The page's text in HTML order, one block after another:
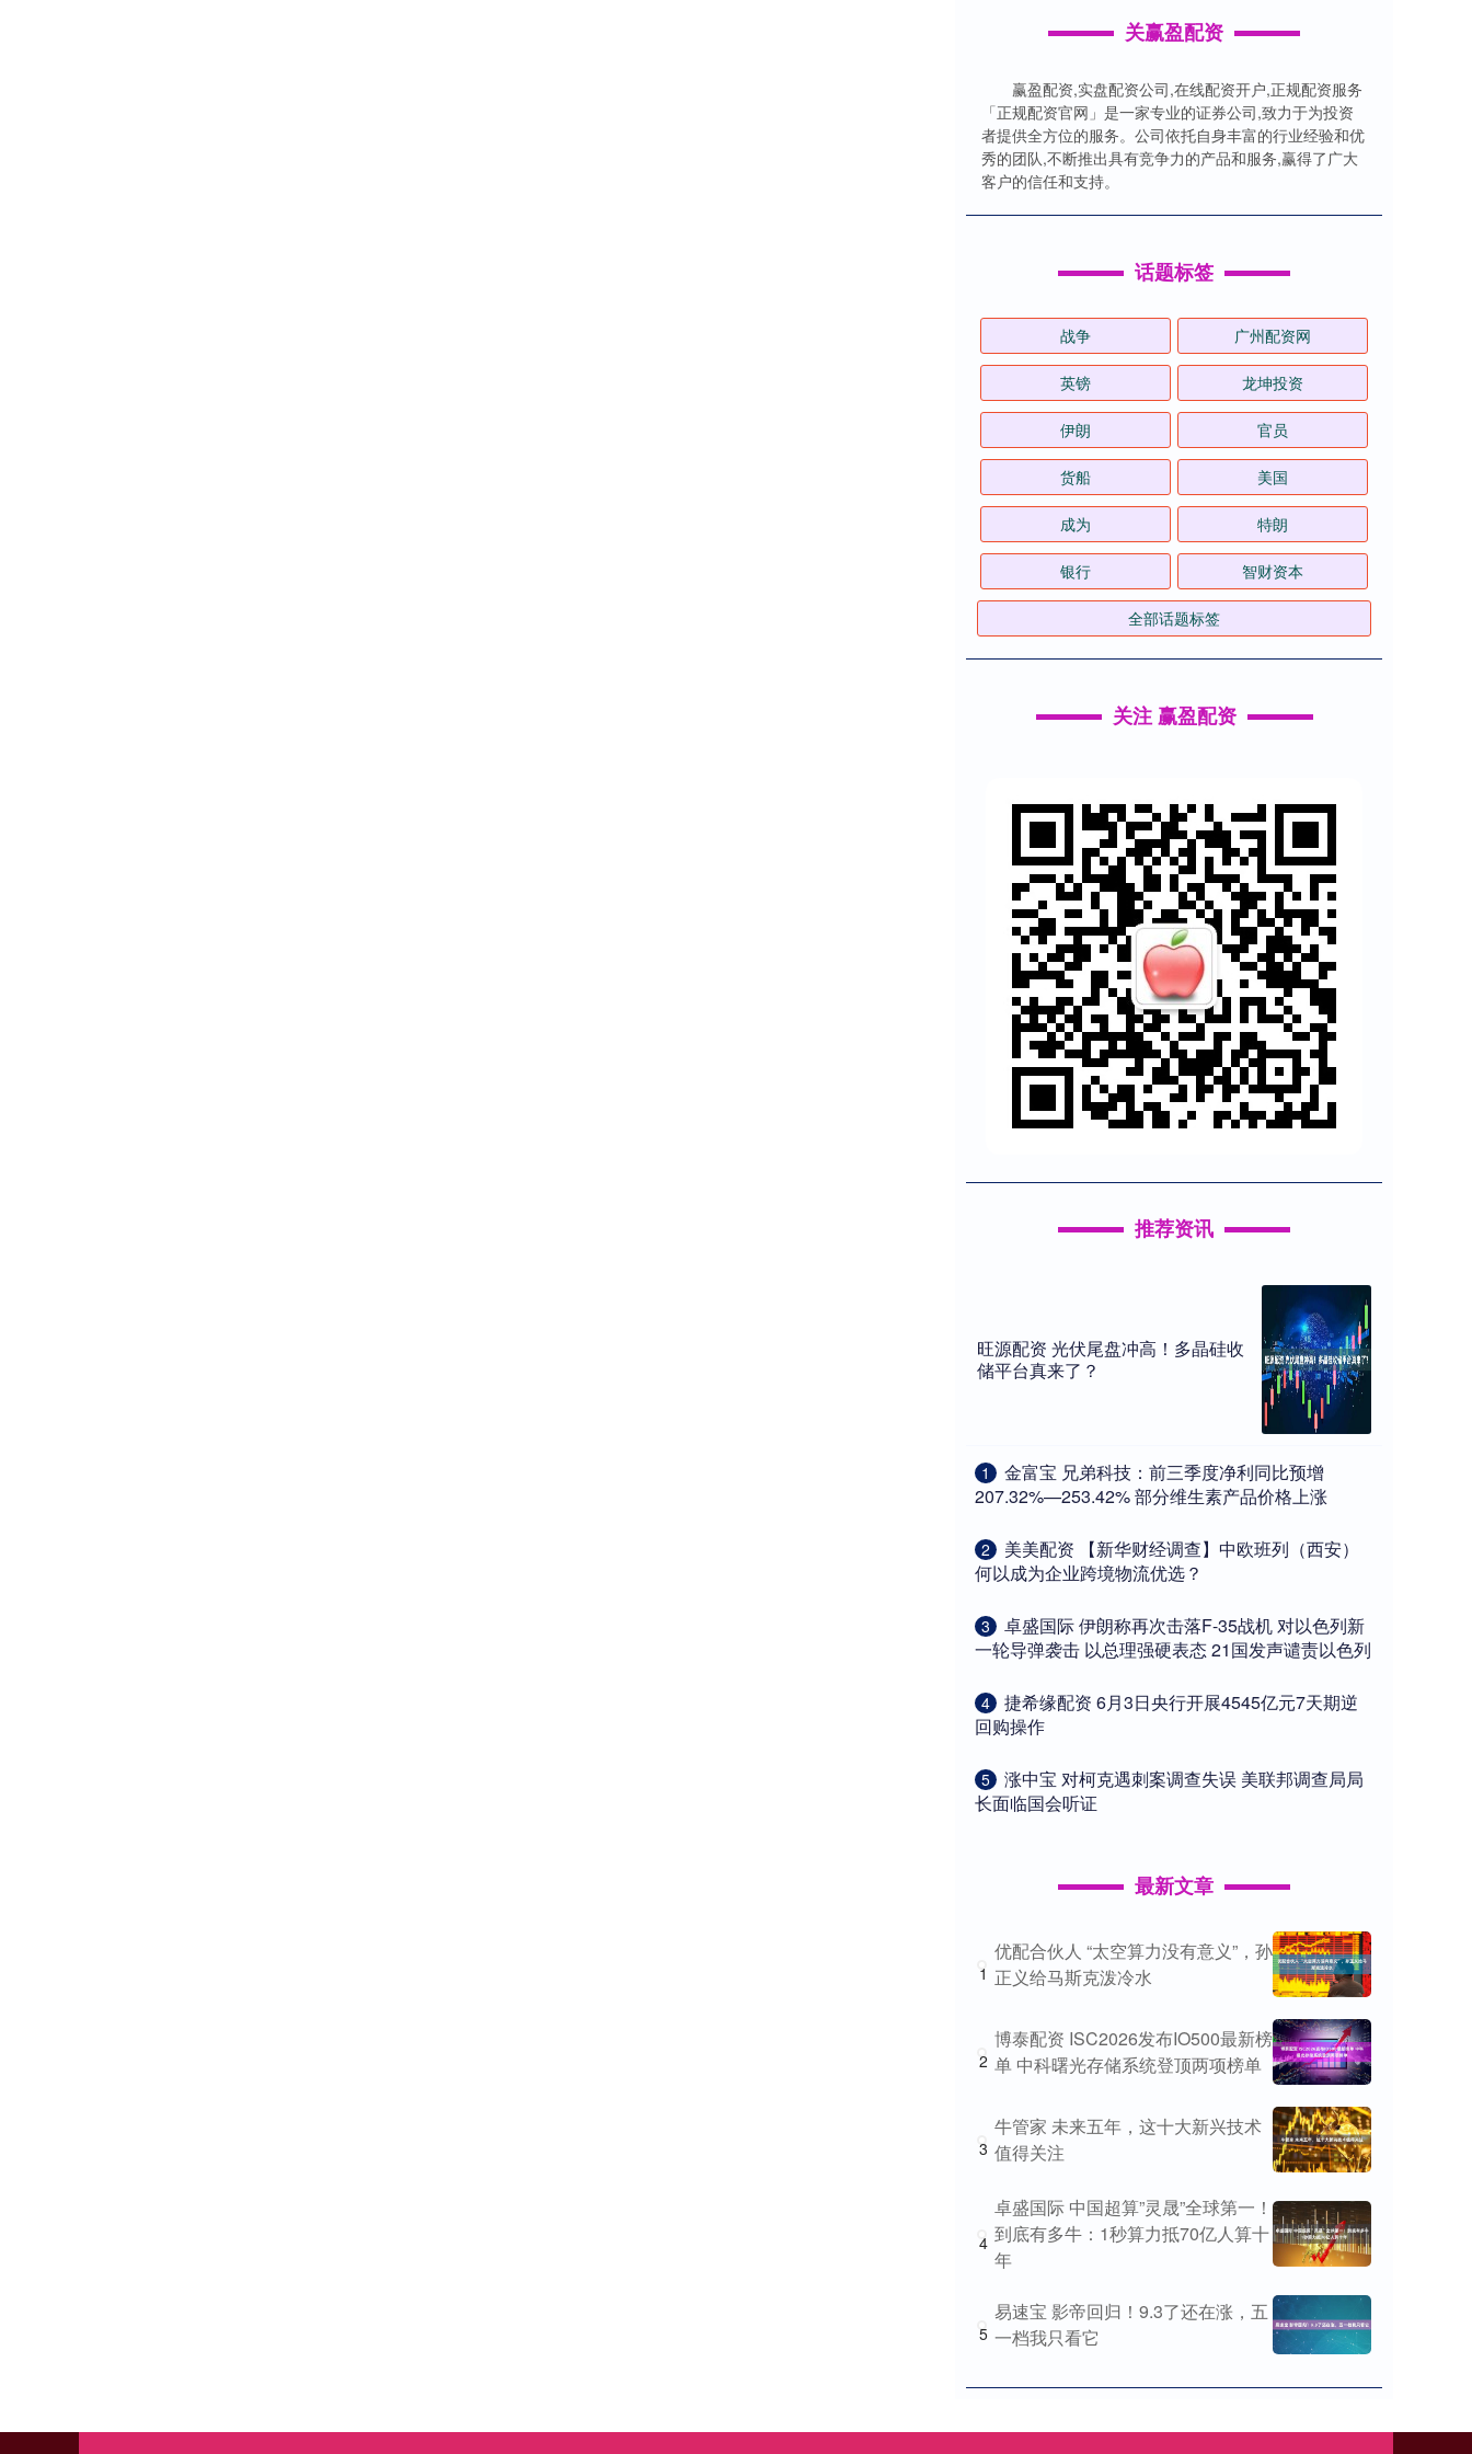
关赢盈配资
赢盈配资,实盘配资公司,在线配资开户,正规配资服务
「正规配资官网」是一家专业的证券公司,致力于为投资
者提供全方位的服务。公司依托自身丰富的行业经验和优
秀的团队,不断推出具有竞争力的产品和服务,赢得了广大
客户的信任和支持。
话题标签
战争 广州配资网
英镑 龙坤投资
伊朗 官员
货船 美国
成为 特朗
银行 智财资本
全部话题标签
关注 赢盈配资
推荐资讯
旺源配资 光伏尾盘冲高！多晶硅收
储平台真来了？
1
​金富宝 兄弟科技：前三季度净利同比预增
207.32%—253.42% 部分维生素产品价格上涨
2
​美美配资 【新华财经调查】中欧班列（西安）
何以成为企业跨境物流优选？
3
​卓盛国际 伊朗称再次击落F-35战机 对以色列新
一轮导弹袭击 以总理强硬表态 21国发声谴责以色列
4
​捷希缘配资 6月3日央行开展4545亿元7天期逆
回购操作
5
​涨中宝 对柯克遇刺案调查失误 美联邦调查局局
长面临国会听证
最新文章
1
优配合伙人 “太空算力没有意义”，孙
正义给马斯克泼冷水
2
博泰配资 ISC2026发布IO500最新榜
单 中科曙光存储系统登顶两项榜单
3
牛管家 未来五年，这十大新兴技术
值得关注
4
卓盛国际 中国超算”灵晟”全球第一！
到底有多牛：1秒算力抵70亿人算十
年
5
易速宝 影帝回归！9.3了还在涨，五
一档我只看它